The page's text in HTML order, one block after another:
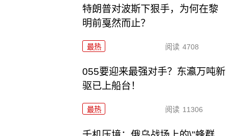
特朗普对波斯下狠手，为何在黎
明前戛然而止？
最热 阅读 4708
055要迎来最强对手？东瀛万吨新
驱已上船台！
最热 阅读 11306